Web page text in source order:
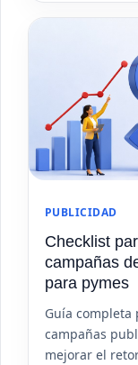
PUBLICIDAD
Checklist
campañas
para pymes
Guía
campañas
mejorar el